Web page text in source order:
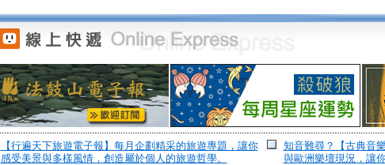
【行遍天下旅遊電子報】每月企劃精采的旅遊專題，讓你
感受美景與多樣風情，創造屬於個人的旅遊哲學。
知音難尋？【古典音
與歐洲樂壇現況，讓